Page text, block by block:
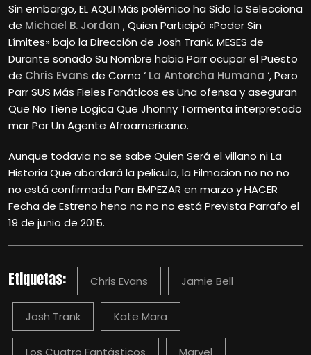
Sin embargo, EL AQUI Más polémico ha Sido la Selecciona
de Michael B. Jordan , Quien Participó «Poder Sin
Límites» bajo la Dirección de Josh Trank. MESES de
Durante sonado Su Nombre habia Parr ocupar el Puesto
de Chris Evans de Como ‘ La Antorcha Humana ‘, Pero
Parr SUS Más Fieles Fanáticos es Una ofensa y aseguran
Que No Tiene Logica Que Jhonny Tormenta interpretado
mar Por Un Agente Afroamericano.
Aunque todavia no se sabe Quien Será el villano ni La
Historia Que abordará la pelicula, la Filmacion no no no
no está confirmada Parr EMPEZAR en marzo y HACER
Fecha de Estreno heno no no no está Prevista Parrafo el
19 de junio de 2015.
Etiquetas: Chris Evans Jamie Bell
Josh Trank Kate Mara
Los Cuatro Fantásticos Marvel